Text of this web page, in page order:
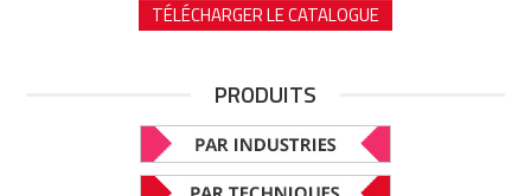
TÉLÉCHARGER LE CATALOGUE
PRODUITS